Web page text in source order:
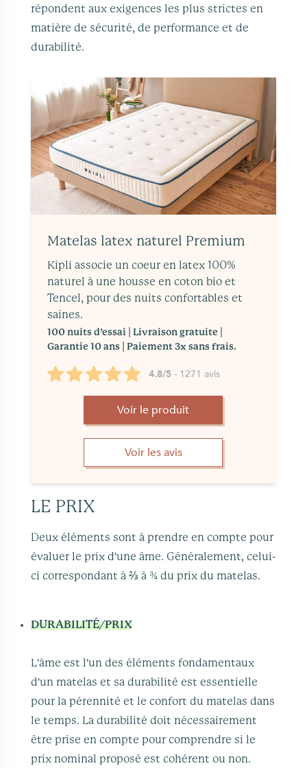
répondent aux exigences les plus strictes en
matière de sécurité, de performance et de
durabilité.
Matelas latex naturel Premium
Kipli associe un coeur en latex 100%
naturel à une housse en coton bio et
Tencel, pour des nuits confortables et
saines.
100 nuits d’essai | Livraison gratuite |
Garantie 10 ans | Paiement 3x sans frais.
4.8/5 - 1271 avis
Voir le produit
Voir les avis
LE PRIX
Deux éléments sont à prendre en compte pour
évaluer le prix d'une âme. Généralement, celui-
ci correspondant à ⅔ à ¾ du prix du matelas.
DURABILITÉ/PRIX
L'âme est l'un des éléments fondamentaux
d'un matelas et sa durabilité est essentielle
pour la pérennité et le confort du matelas dans
le temps. La durabilité doit nécessairement
être prise en compte pour comprendre si le
prix nominal proposé est cohérent ou non.